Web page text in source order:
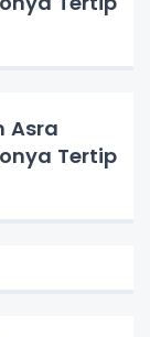
Asra
Tertip